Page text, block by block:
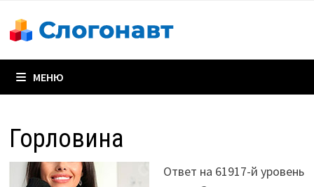
содержимому
МЕНЮ
Горловина
Ответ на 61917-й уровень